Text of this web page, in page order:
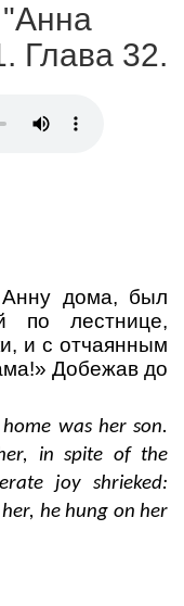
Глава 32.
Анну дома, был
лестнице,
и с отчаянным
Добежав до
was her son.
in spite of the
joy shrieked:
he hung on her